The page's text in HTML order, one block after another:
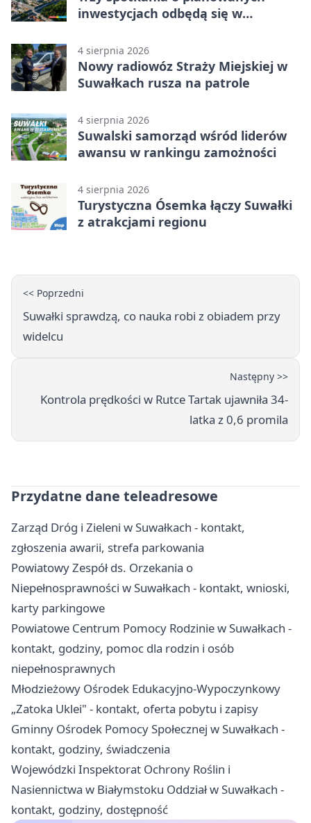
inwestycjach odbędą się w
4 sierpnia 2026
Nowy radiowóz Straży Miejskiej w
Suwałkach rusza na patrole
4 sierpnia 2026
Suwalski samorząd wśród liderów
awansu w rankingu zamożności
4 sierpnia 2026
Turystyczna Ósemka łączy Suwałki
z atrakcjami regionu
<< Poprzedni
Suwałki sprawdzą, co nauka robi z obiadem przy
widelcu
Następny >>
Kontrola prędkości w Rutce Tartak ujawniła 34-
latka z 0,6 promila
Przydatne dane teleadresowe
Zarząd Dróg i Zieleni w Suwałkach - kontakt,
zgłoszenia awarii, strefa parkowania
Powiatowy Zespół ds. Orzekania o
Niepełnosprawności w Suwałkach - kontakt, wnioski,
karty parkingowe
Powiatowe Centrum Pomocy Rodzinie w Suwałkach -
kontakt, godziny, pomoc dla rodzin i osób
niepełnosprawnych
Młodzieżowy Ośrodek Edukacyjno-Wypoczynkowy
„Zatoka Uklei" - kontakt, oferta pobytu i zapisy
Gminny Ośrodek Pomocy Społecznej w Suwałkach -
kontakt, godziny, świadczenia
Wojewódzki Inspektorat Ochrony Roślin i
Nasiennictwa w Białymstoku Oddział w Suwałkach -
kontakt, godziny, dostępność